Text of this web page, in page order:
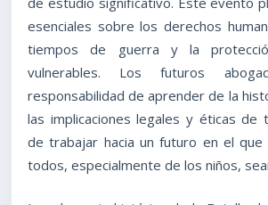
esenciales sobre los derechos
tiempos de guerra y la
vulnerables. Los futuros
responsabilidad de aprender de la
las implicaciones legales y éticas de
de trabajar hacia un futuro en el que
todos, especialmente de los niños,